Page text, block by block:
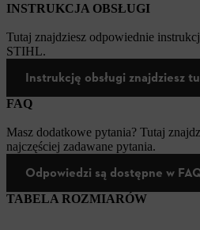
INSTRUKCJA OBSŁUGI
Tutaj znajdziesz odpowiednie
STIHL.
Instrukcję obsługi znajdziesz
FAQ
Masz dodatkowe pytania? Tutaj
najczęściej zadawane pytania.
Odpowiedzi są dostępne w
TABELA ROZMIARÓW